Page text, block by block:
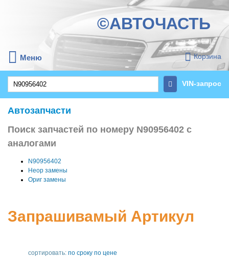
©АВТОЧАСТЬ
Меню Корзина
VIN-запрос
Автозапчасти
Поиск запчастей по номеру N90956402 с
аналогами
N90956402
Неор замены
Ориг замены
Запрашивамый Артикул
сортировать: по сроку по цене